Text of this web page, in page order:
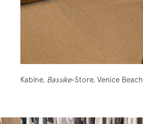
Kabine, Bassike-Store, Venice Beach